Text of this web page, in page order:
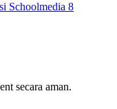
Schoolmedia 8
secara aman.